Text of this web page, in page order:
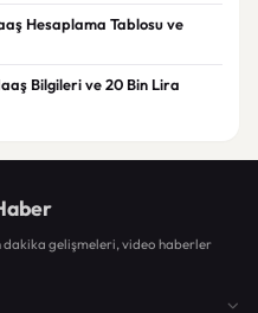
Hesaplama Tablosu ve
Bilgileri ve 20 Bin Lira
dakika gelişmeleri, video haberler